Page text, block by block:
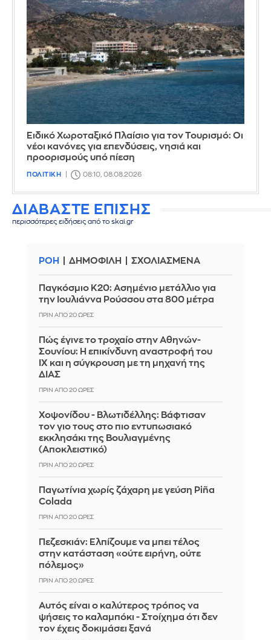
Ειδικό Χωροταξικό Πλαίσιο για τον Τουρισμό: Οι
νέοι κανόνες για επενδύσεις, νησιά και
προορισμούς υπό πίεση
ΠΟΛΙΤΙΚΗ 08:10, 08.08.2026
ΔΙΑΒΑΣΤΕ ΕΠΙΣΗΣ
περισσότερες ειδήσεις από το skai.gr
ΡΟΗ ΔΗΜΟΦΙΛΗ ΣΧΟΛΙΑΣΜΕΝΑ
Παγκόσμιο Κ20: Ασημένιο μετάλλιο για
την Ιουλιάννα Ρούσσου στα 800 μέτρα
ΠΡΙΝ ΑΠΌ 20 ΏΡΕΣ
Πώς έγινε το τροχαίο στην Αθηνών-
Σουνίου: Η επικίνδυνη αναστροφή του
ΙΧ και η σύγκρουση με τη μηχανή της
ΔΙΑΣ
ΠΡΙΝ ΑΠΌ 20 ΏΡΕΣ
Χοψονίδου - Βλωτιδέλλης: Βάφτισαν
τον γιο τους στο πιο εντυπωσιακό
εκκλησάκι της Βουλιαγμένης
(Αποκλειστικό)
ΠΡΙΝ ΑΠΌ 20 ΏΡΕΣ
Παγωτίνια χωρίς ζάχαρη με γεύση Piña
Colada
ΠΡΙΝ ΑΠΌ 20 ΏΡΕΣ
Πεζεσκιάν: Ελπίζουμε να μπει τέλος
στην κατάσταση «ούτε ειρήνη, ούτε
πόλεμος»
ΠΡΙΝ ΑΠΌ 20 ΏΡΕΣ
Αυτός είναι ο καλύτερος τρόπος να
ψήσεις το καλαμπόκι - Στοίχημα ότι δεν
τον έχεις δοκιμάσει ξανά